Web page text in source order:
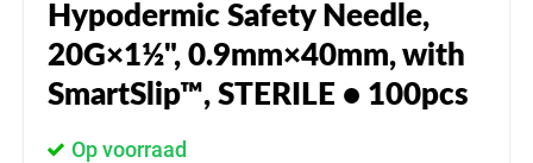
Hypodermic Safety Needle,
20G×1½", 0.9mm×40mm, with
SmartSlip™, STERILE • 100pcs
Op voorraad